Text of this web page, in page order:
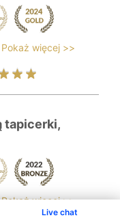
Live chat
Pokaż więcej >>
tapicerki,
Pokaż więcej >>